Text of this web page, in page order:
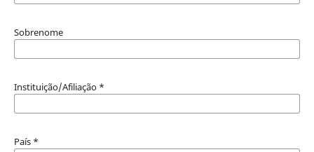
Sobrenome
Instituição/Afiliação *
País *